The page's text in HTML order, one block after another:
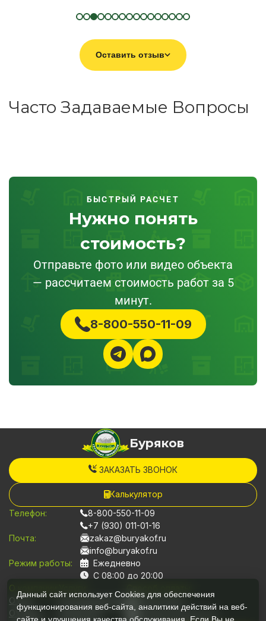
Оставить отзыв
Часто Задаваемые Вопросы
БЫСТРЫЙ РАСЧЕТ
Нужно понять
стоимость?
Отправьте фото или видео объекта
— рассчитаем стоимость работ за 5
минут.
8-800-550-11-09
Буряков
ЗАКАЗАТЬ ЗВОНОК
Калькулятор
Телефон:
8-800-550-11-09
+7 (930) 011-01-16
Почта:
zakaz@buryakof.ru
info@buryakof.ru
Режим работы:
Ежедневно
С 08:00 до 20:00
О компании:
О нас
Отзывы
Грузоперевозки
Переезды
Наличными
Банковской картой
Данный сайт использует Cookies для обеспечения
функционирования веб-сайта, аналитики действий на веб-